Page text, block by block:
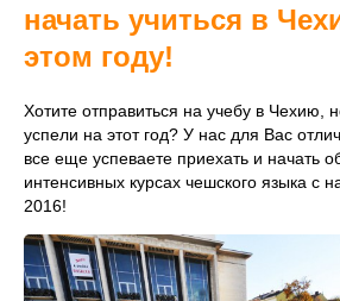
начать учиться в
этом году!
Хотите отправиться на учебу в Чехию,
успели на этот год? У нас для Вас
все еще успеваете приехать и начать
интенсивных курсах чешского языка с
2016!